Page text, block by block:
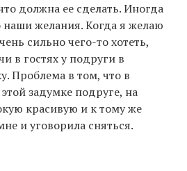
должна ее сделать. Иногда
наши желания. Когда я желаю
сильно чего-то хотеть,
в гостях у подруги в
Проблема в том, что в
задумке подруге, на
красивую и к тому же
и уговорила сняться.